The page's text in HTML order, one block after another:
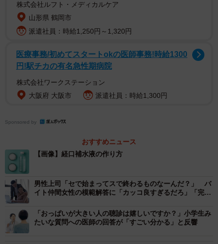
夏に近づくにつれ気をつけなければならないのが熱中症や脱水症※画像
はイメージです（buritora/stock.adobe.com）
投稿によるとメモ紙に作成方法を記載して冷蔵庫にはって
作れるので、試しやすい熱中症対策ではないでしょうか。
▽出典：警視庁警備部災害対策課公式X／経口補水液の作り
方
https://x.com/MPD_bousai/status/1919889922372055269
株式会社ルフト・メディカルケア
山形県 鶴岡市
派遣社員：時給1,250円～1,320円
医療事務/初めてスタートokの医師事務!時給1300
円!駅チカの有名急性期病院
株式会社ワークステーション
大阪府 大阪市
派遣社員：時給1,300円
Sponsored by
おすすめニュース
【画像】経口補水液の作り方
男性上司「セで始まってスで終わるものなーんだ？」 バ
イト仲間女性の模範解答に「カッコ良すぎるだろ」「完璧
「おっぱいが大きい人の聴診は嬉しいですか？」小学生み
たいな質問への医師の回答が「すごい分かる」と反響